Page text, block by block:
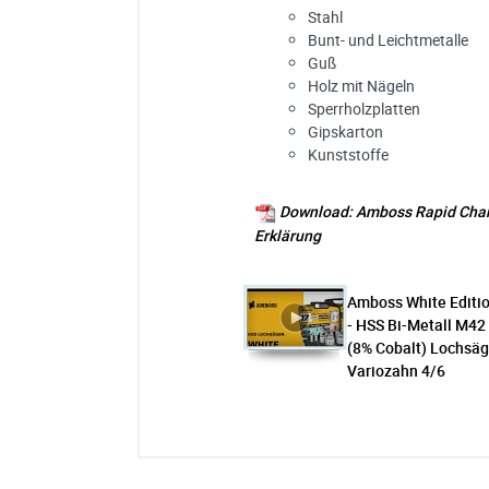
Stahl
Bunt- und Leichtmetalle
Guß
Holz mit Nägeln
Sperrholzplatten
Gipskarton
Kunststoffe
Download: Amboss Rapid
Erklärung
Amboss White
- HSS Bi-Metall M42
(8% Cobalt)
Variozahn 4/6
Amboss ARC System
Ich habe eine Frage: